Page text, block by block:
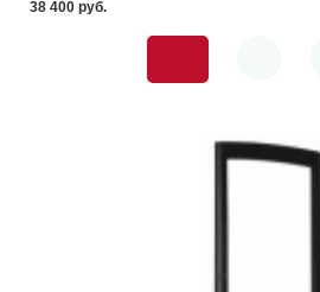
38 400 pуб.